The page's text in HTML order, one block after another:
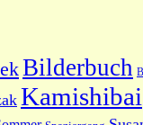
Bilderbuch
Kamishibai